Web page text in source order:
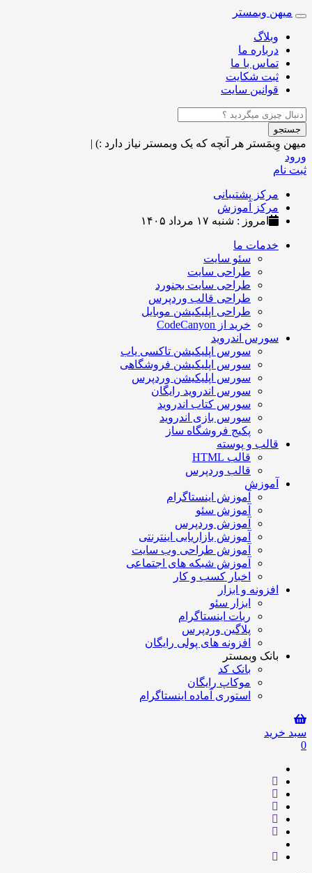
Toggle
navigation
میهن وبمستر
وبلاگ
درباره ما
تماس با ما
ثبت شکایت
قوانین سایت
جستجو
میهن وِبمَستر هر آنچه که یک وبمستر نیاز دارد :) |
ورود
ثبت نام
مرکز پشتیبانی
مرکز آموزش
امروز : شنبه ۱۷ مرداد ۱۴۰۵
خدمات ما
سئو سایت
طراحی سایت
طراحی سایت بجنورد
طراحی قالب وردپرس
طراحی اپلیکیشن موبایل
خرید از CodeCanyon
سورس اندروید
سورس اپلیکیشن تاکسی یاب
سورس اپلیکیشن فروشگاهی
سورس اپلیکیشن وردپرس
سورس اندروید رایگان
سورس کتاب اندروید
سورس بازی اندروید
پکیج فروشگاه ساز
قالب و پوسته
قالب HTML
قالب وردپرس
آموزش
آموزش اینستاگرام
آموزش سئو
آموزش وردپرس
آموزش بازاریابی اینترنتی
آموزش طراحی وب سایت
آموزش شبکه های اجتماعی
اخبار کسب و کار
افزونه و ابزار
ابزار سئو
ربات اینستاگرام
پلاگین وردپرس
افزونه های پولی رایگان
بانک وبمستر
بانک کد
موکاپ رایگان
استوری آماده اینستاگرام
سبد خرید
0